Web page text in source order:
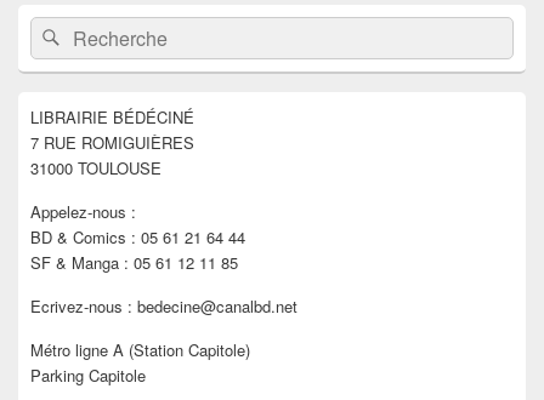
Zone
principale
de
widget
barre
latérale
Recherche :Rechercher
LIBRAIRIE BÉDÉCINÉ
7 RUE ROMIGUIÈRES
31000 TOULOUSE
Appelez-nous :
BD & Comics : 05 61 21 64 44
SF & Manga : 05 61 12 11 85
Ecrivez-nous : bedecine@canalbd.net
Métro ligne A (Station Capitole)
Parking Capitole